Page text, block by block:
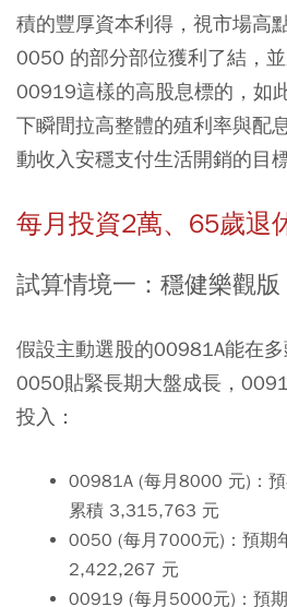
積的豐厚資本利得，視市場高
0050 的部分部位獲利了結，
00919這樣的高股息標的，如
下瞬間拉高整體的殖利率與配
動收入安穩支付生活開銷的目標
每月投資2萬、65歲退
試算情境一：穩健樂觀版
假設主動選股的00981A能在多
0050貼緊長期大盤成長，
投入：
00981A (每月8000 元) ：
累積 3,315,763 元
0050 (每月 7000元) ：預
2,422,267 元
00919 (每月 5000元) ：預